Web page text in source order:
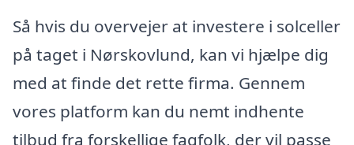
Så hvis du overvejer at investere i solceller
på taget i Nørskovlund, kan vi hjælpe dig
med at finde det rette firma. Gennem
vores platform kan du nemt indhente
tilbud fra forskellige fagfolk, der vil passe